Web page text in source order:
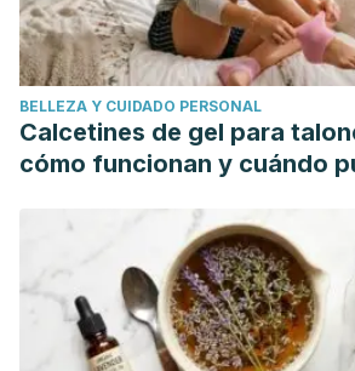
inflammatory effects of garlic
cancer chemoprevention. Anticancer
2014 Feb;14(2):233-40. doi: 10.2174/
PMID: 24237225; PMCID: PMC3915757.
Pullar JM, Carr AC, Vissers MCM. The
Skin Health. Nutrients. 2017 Aug
10.3390/nu9080866. PMID: 28805671;
BELLEZA Y CUIDADO PERSONAL
Calcetines de gel para
cómo funcionan y cuándo